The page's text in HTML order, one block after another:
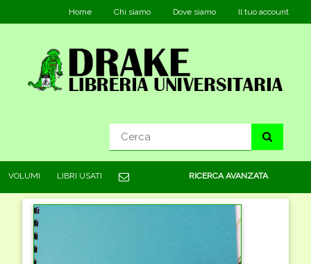
Home Chi siamo Dove siamo Il tuo account
VOLUMI LIBRI USATI RICERCA AVANZATA